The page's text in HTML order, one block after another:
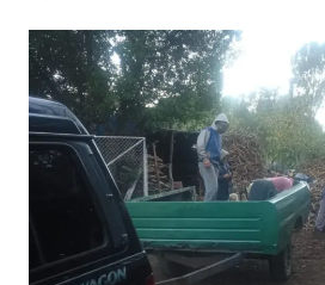
Y
SÍFILIS
EN
BAHÍA
SAN
BLAS